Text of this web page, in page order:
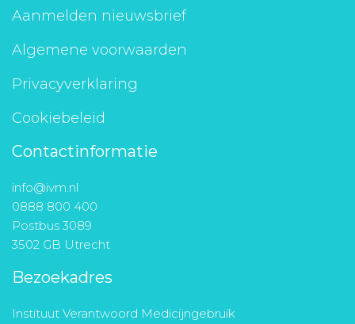
Aanmelden nieuwsbrief
Algemene voorwaarden
Privacyverklaring
Cookiebeleid
Contactinformatie
info@ivm.nl
0888 800 400
Postbus 3089
3502 GB Utrecht
Bezoekadres
Instituut Verantwoord Medicijngebruik